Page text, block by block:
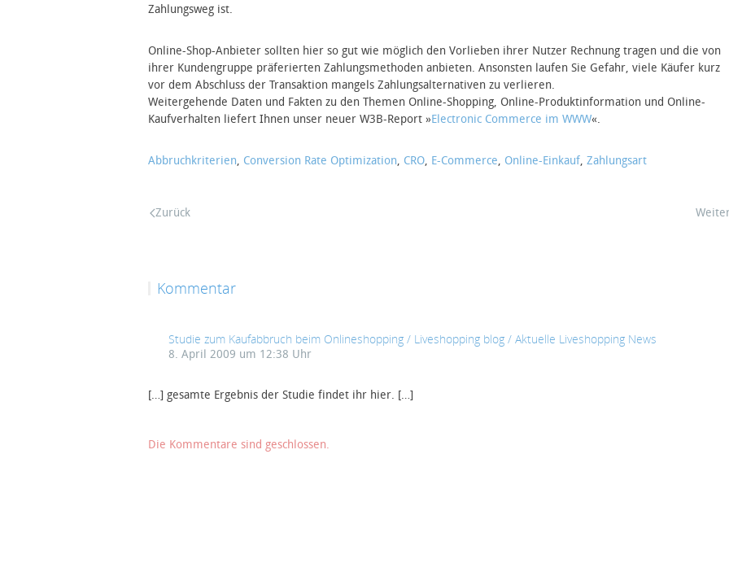
Zahlungsweg ist.
Online-Shop-Anbieter sollten hier so gut wie möglich den Vorlieben ihrer Nutzer Rechnung tragen und die von
ihrer Kundengruppe präferierten Zahlungsmethoden anbieten. Ansonsten laufen Sie Gefahr, viele Käufer kurz
vor dem Abschluss der Transaktion mangels Zahlungsalternativen zu verlieren.
Weitergehende Daten und Fakten zu den Themen Online-Shopping, Online-Produktinformation und Online-
Kaufverhalten liefert Ihnen unser neuer W3B-Report »Electronic Commerce im WWW«.
Abbruchkriterien, Conversion Rate Optimization, CRO, E-Commerce, Online-Einkauf, Zahlungsart
Zurück
Kommentar
Studie zum Kaufabbruch beim Onlineshopping / Liveshopping blog / Aktuelle Liveshopping News
8. April 2009 um 12:38 Uhr
[…] gesamte Ergebnis der Studie findet ihr hier. […]
Die Kommentare sind geschlossen.